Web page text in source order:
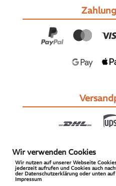
Wir verwenden Cookies
Wir nutzen auf unserer Webseite
jederzeit aufrufen und Cookies auch
der Datenschutzerklärung oder unten
Impressum